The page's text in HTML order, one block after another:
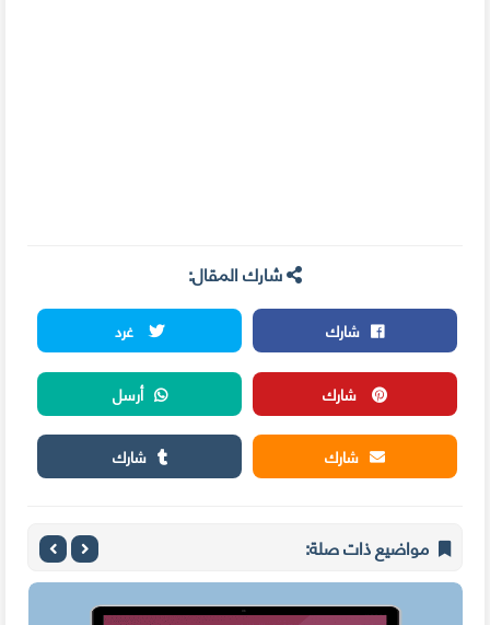
شارك المقال:
شارك
غرد
شارك
أرسل
شارك
شارك
مواضيع ذات صلة: